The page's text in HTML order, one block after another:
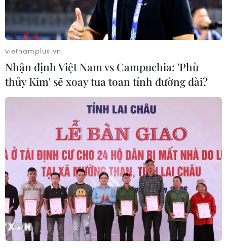
TIN CÙNG CHUYÊN MỤC
Kinh nghiệm Đổi mới của Việt Nam
hỗ trợ Lào xây dựng nền kinh tế độc
06/08/2026 15:32
Thư mừng kỷ niệm 50 năm quan hệ
ngoại giao Việt Nam-Thái Lan
06/08/2026 15:07
vietnamplus.vn
Nhận định Việt Nam vs Campuchia: 'Phù
thủy Kim' sẽ xoay tua toan tính đường dài?